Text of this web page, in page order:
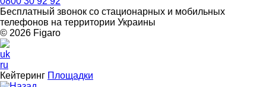
Бесплатный звонок со стационарных и мобильных
телефонов на территории Украины
© 2026 Figarо
uk
ru
Кейтеринг Площадки